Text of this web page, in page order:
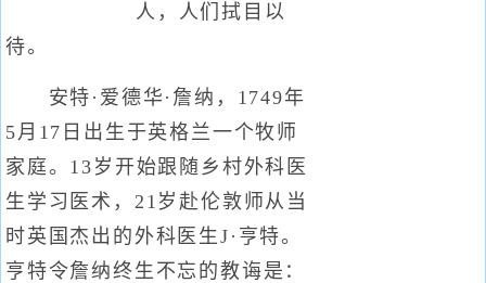
人，人们拭目以
待。
安特·爱德华·詹纳，1749年
5月17日出生于英格兰一个牧师
家庭。13岁开始跟随乡村外科医
生学习医术，21岁赴伦敦师从当
时英国杰出的外科医生J·亨特。
亨特令詹纳终生不忘的教诲是：